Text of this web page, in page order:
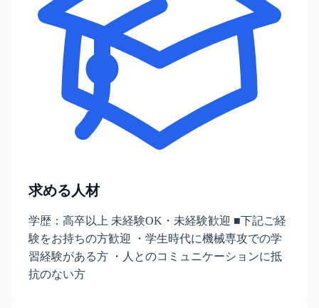
求める人材
学歴：高卒以上 未経験OK・未経験歓迎 ■下記ご経
験をお持ちの方歓迎 ・学生時代に機械専攻での学
習経験がある方 ・人とのコミュニケーションに抵
抗のない方